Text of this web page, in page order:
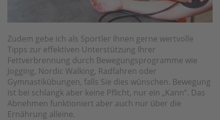
Zudem gebe ich als Sportler Ihnen gerne wertvolle
Tipps zur effektiven Unterstützung Ihrer
Fettverbrennung durch Bewegungsprogramme wie
Jogging, Nordic Walking, Radfahren oder
Gymnastikübungen, falls Sie dies wünschen. Bewegung
ist bei schlangk aber keine Pflicht, nur ein „Kann“. Das
Abnehmen funktioniert aber auch nur über die
Ernährung alleine.